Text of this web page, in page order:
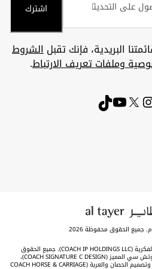
اشترك
البريدية، فإنك تقبلالشروط
وملفات تعريف الارتباط.
جميع الحقوق محفوظة 2026
©2026 شركة كوتش لحفظ الحقوق الفكرية (COACH IP HOLDINGS LLC). جميع الحقوق
محفوظة. كوتش (COACH)، وشعار كوتش سي المميز (COACH SIGNATURE C DESIGN)،
وكوتش & تاج (COACH & TAG DESIGN)، وتصميم الحصان والعربة (COACH HORSE & CARRIAGE